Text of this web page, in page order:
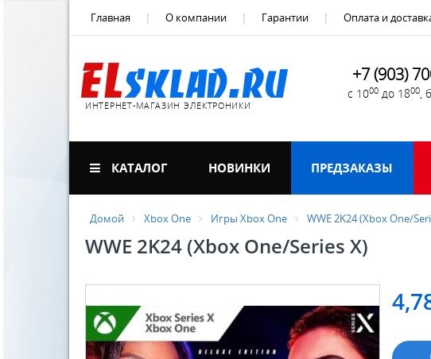
Главная О компании Гарантии Оплата и
ИНТЕРНЕТ-МАГАЗИН ЭЛЕКТРОНИКИ
+7 (903)
с 1000 до 1800,
КАТАЛОГ НОВИНКИ ПРЕДЗАКАЗЫ
Домой Xbox One Игры Xbox One WWE 2K24 (Xbox One/
WWE 2K24 (Xbox One/Series X)